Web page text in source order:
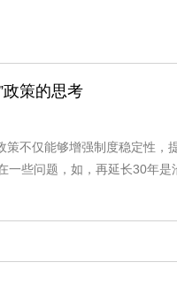
政策的思考
策不仅能够增强制度稳定性
一些问题，如，再延长30年